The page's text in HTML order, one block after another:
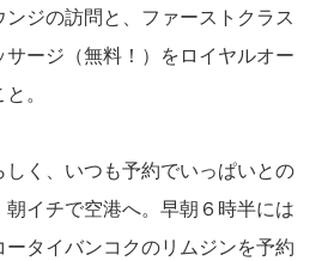
ジの訪問と、ファーストクラス
ージ（無料！）をロイヤルオー
。
しく、いつも予約でいっぱいとの
イチで空港へ。早朝６時半には
タイバンコクのリムジンを予約